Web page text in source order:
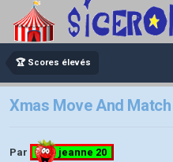
🏆 Scores élevés
Xmas Move And
Par
jeanne 20